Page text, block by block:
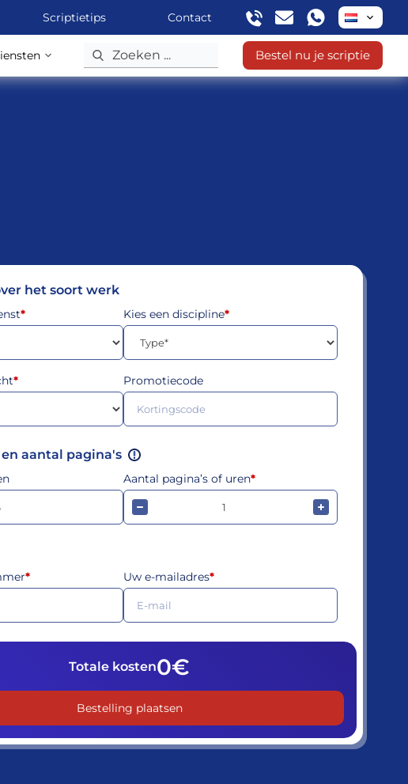
het soort werk
* Kies een discipline*
* Promotiecode
aantal pagina's
Aantal pagina’s of uren*
* Uw e-mailadres*
Totale kosten0€
Scriptietips Contact
Bestel nu je scriptie